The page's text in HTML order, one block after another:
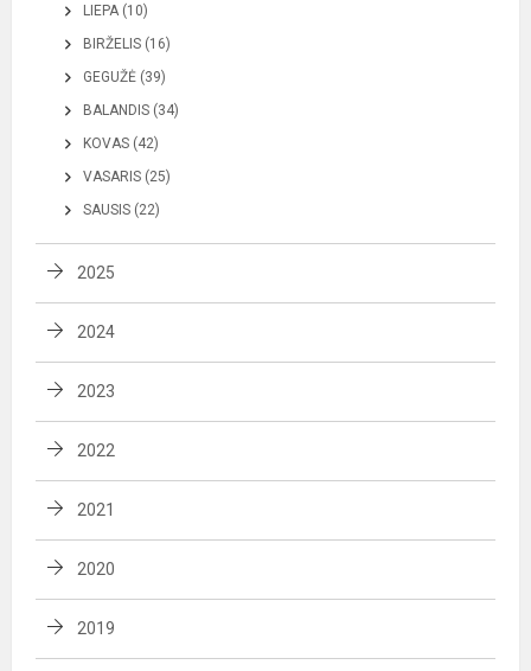
LIEPA (10)
BIRŽELIS (16)
GEGUŽĖ (39)
BALANDIS (34)
KOVAS (42)
VASARIS (25)
SAUSIS (22)
2025
2024
2023
2022
2021
2020
2019